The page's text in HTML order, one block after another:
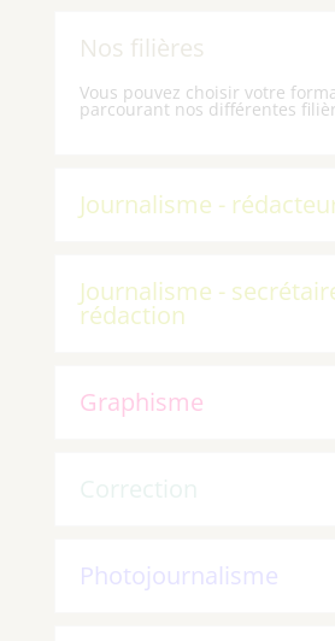
Nos filières
Vous pouvez choisir votre
parcourant nos différentes
Journalisme -
Journalisme -
rédaction
Graphisme
Photojournalisme